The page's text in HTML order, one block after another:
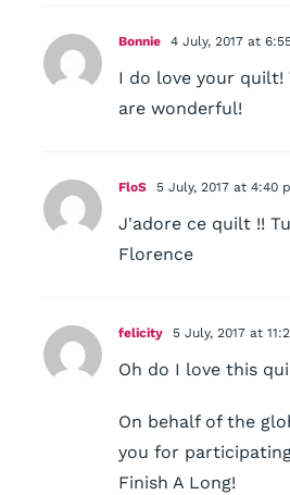
Bonnie 4 July, 2017 at
I do love your quilt!
are wonderful!
FloS 5 July, 2017 at 4:40
J'adore ce quilt !!
Florence
felicity 5 July, 2017 at
Oh do I love this
On behalf of the
you for
Finish A Long!